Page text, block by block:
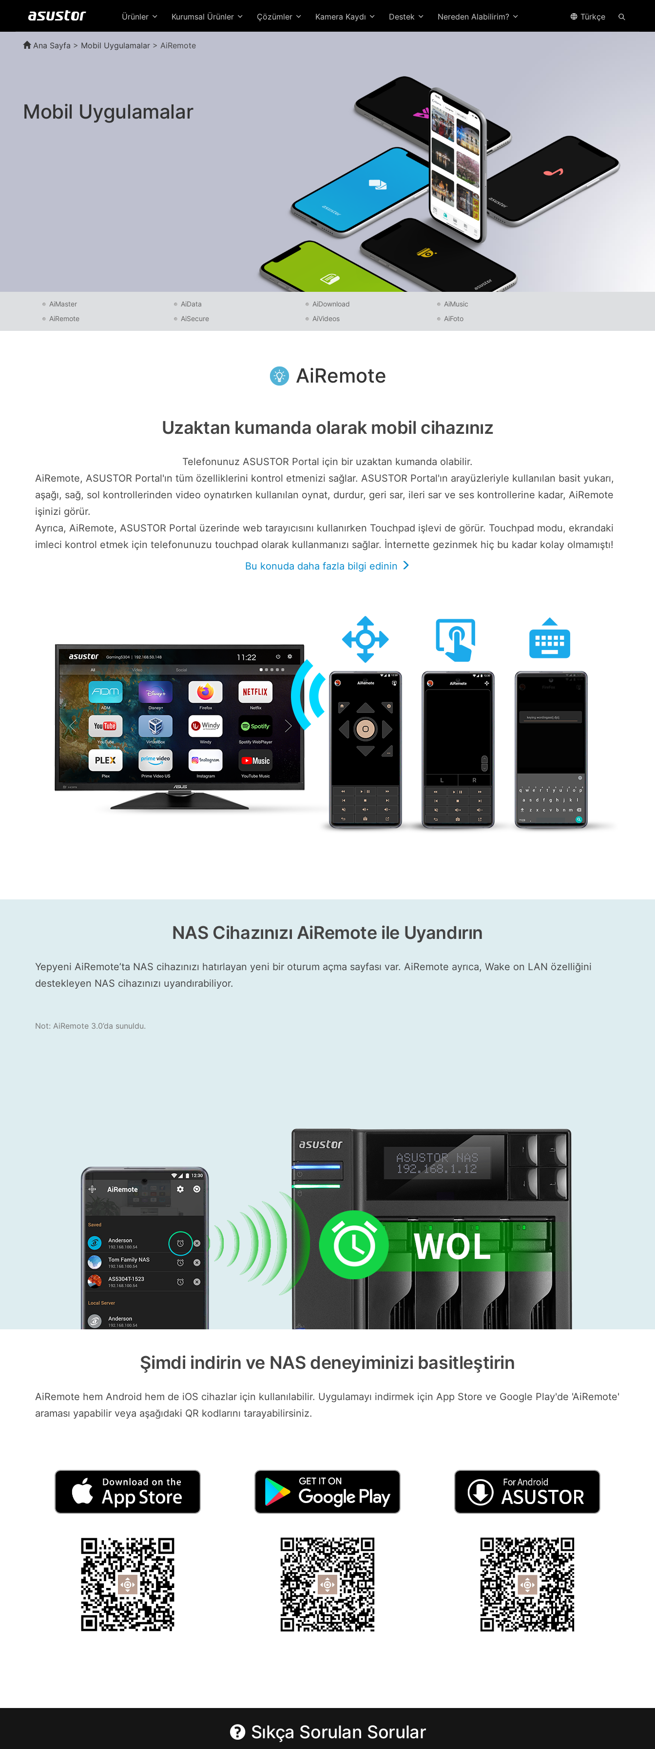
Ürünler Kurumsal Ürünler Çözümler Kamera Kaydı Destek Nereden Alabilirim? Türkçe
Ana Sayfa > Mobil Uygulamalar > AiRemote
Mobil Uygulamalar
AiMaster AiData AiDownload
AiMusic
AiRemote
AiSecure AiVideos AiFoto
AiRemote
Uzaktan kumanda olarak mobil cihazınız
Telefonunuz ASUSTOR Portal için bir uzaktan kumanda olabilir.
AiRemote, ASUSTOR Portal'ın tüm özelliklerini kontrol etmenizi sağlar. ASUSTOR Portal'ın arayüzleriyle kullanılan basit yukarı,
aşağı, sağ, sol kontrollerinden video oynatırken kullanılan oynat, durdur, geri sar, ileri sar ve ses kontrollerine kadar, AiRemote
işinizi görür.
Ayrıca, AiRemote, ASUSTOR Portal üzerinde web tarayıcısını kullanırken Touchpad işlevi de görür. Touchpad modu, ekrandaki
imleci kontrol etmek için telefonunuzu touchpad olarak kullanmanızı sağlar. İnternette gezinmek hiç bu kadar kolay olmamıştı!
Bu konuda daha fazla bilgi edinin
NAS Cihazınızı AiRemote ile Uyandırın
Yepyeni AiRemote’ta NAS cihazınızı hatırlayan yeni bir oturum açma sayfası var. AiRemote ayrıca, Wake on LAN özelliğini
destekleyen NAS cihazınızı uyandırabiliyor.
Not: AiRemote 3.0’da sunuldu.
Şimdi indirin ve NAS deneyiminizi basitleştirin
AiRemote hem Android hem de iOS cihazlar için kullanılabilir. Uygulamayı indirmek için App Store ve Google Play'de 'AiRemote'
araması yapabilir veya aşağıdaki QR kodlarını tarayabilirsiniz.
Sıkça Sorulan Sorular